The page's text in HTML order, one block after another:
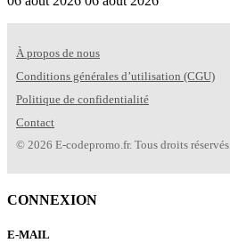
À propos de nous
Conditions générales d’utilisation (CGU)
Politique de confidentialité
Contact
© 2026 E-codepromo.fr. Tous droits réservés.
CONNEXION
E-MAIL